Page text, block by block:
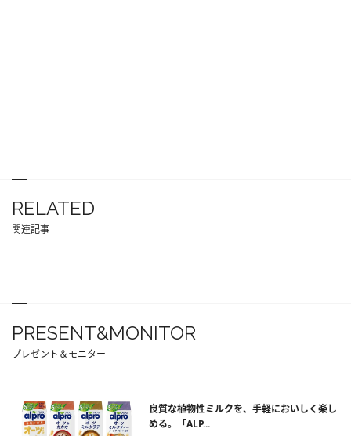
RELATED
関連記事
PRESENT&MONITOR
プレゼント＆モニター
良質な植物性ミルクを、手軽においしく楽し
める。「ALP...